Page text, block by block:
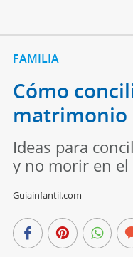
FAMILIA
Cómo
matrimonio
Ideas para
y no morir en
Guiainfantil.com